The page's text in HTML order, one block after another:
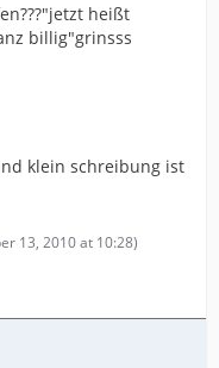
heißt
billig"grinsss
klein schreibung ist
13, 2010 at 10:28)